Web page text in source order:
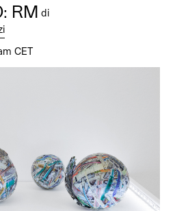
RM di
CET